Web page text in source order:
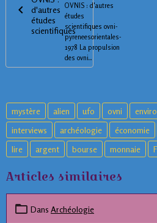
OVNIS : d'autres
études
scientifiques ovni-
pyreneesorientales-
1978 La propulsion
des ovni...
mystère alien ufo ovni
interviews
archéologie économie
lire
argent bourse monnaie
Articles similaires
Dans Archéologie